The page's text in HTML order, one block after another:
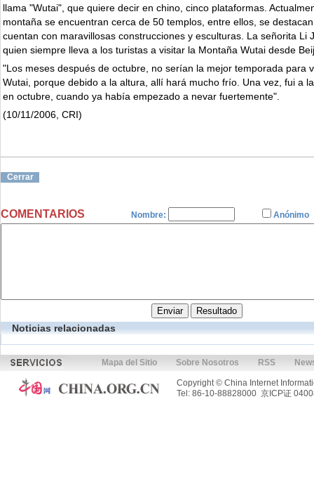
llama "Wutai", que quiere decir en chino, cinco plataformas.
montaña se encuentran cerca de 50 templos, entre ellos, se
cuentan con maravillosas construcciones y esculturas. La señorita Li
quien siempre lleva a los turistas a visitar la Montaña Wutai desde
"Los meses después de octubre, no serían la mejor temporada para
Wutai, porque debido a la altura, allí hará mucho frío. Una vez, fui a
en octubre, cuando ya había empezado a nevar fuertemente".
(10/11/2006, CRI)
Cerrar
COMENTARIOS Nombre: Anónimo
Noticias relacionadas